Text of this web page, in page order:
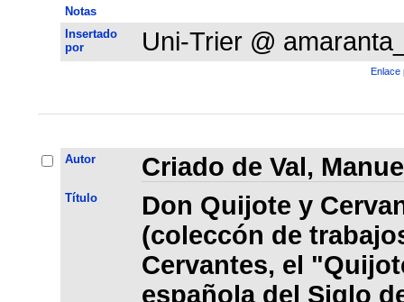
Notas
Insertado
por
Uni-Trier @
Enlace
Autor Criado de Val,
Título
Don Quijote y
(coleccón de
Cervantes, el
española del Siglo